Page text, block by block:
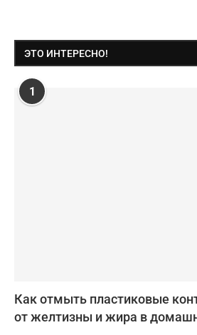
ЭТО ИНТЕРЕСНО!
1
Как отмыть пластиковые
от желтизны и жира в